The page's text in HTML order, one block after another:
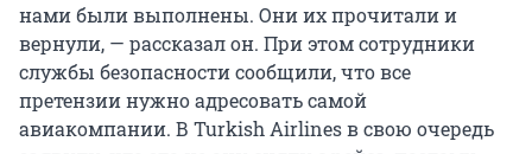
нами были выполнены. Они их прочитали и
вернули, — рассказал он. При этом сотрудники
службы безопасности сообщили, что все
претензии нужно адресовать самой
авиакомпании. В Turkish Airlines в свою очередь